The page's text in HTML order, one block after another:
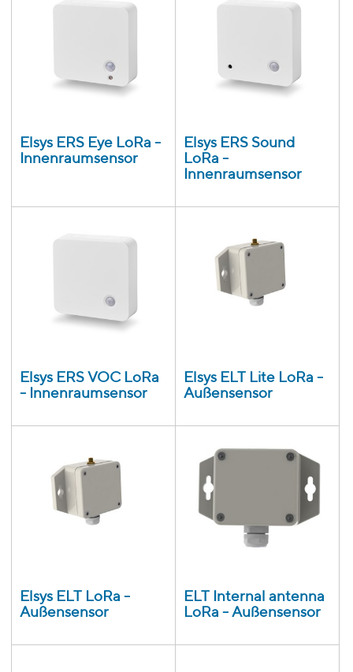
Elsys ERS Eye LoRa -
Innenraumsensor
Elsys ERS Sound
LoRa -
Innenraumsensor
Elsys ERS VOC LoRa
- Innenraumsensor
Elsys ELT Lite LoRa -
Außensensor
Elsys ELT LoRa -
Außensensor
ELT Internal antenna
LoRa - Außensensor